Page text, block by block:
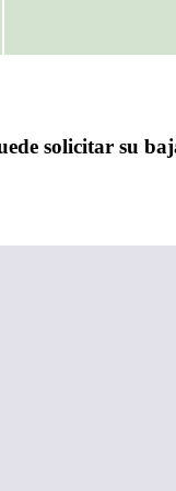
solicitar su